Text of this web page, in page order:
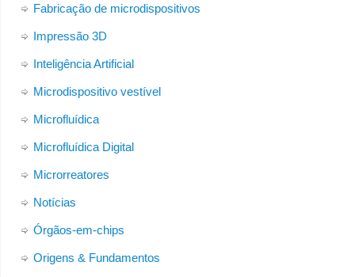
Fabricação de microdispositivos
Impressão 3D
Inteligência Artificial
Microdispositivo vestível
Microfluídica
Microfluídica Digital
Microrreatores
Notícias
Órgãos-em-chips
Origens & Fundamentos